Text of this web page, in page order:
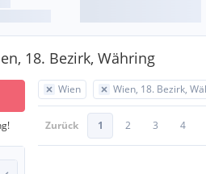
18. Bezirk, Währing
Wien Wien, 18. Bezirk,
Zurück 1 2 3 4